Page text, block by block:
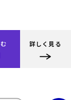
詳しく見る